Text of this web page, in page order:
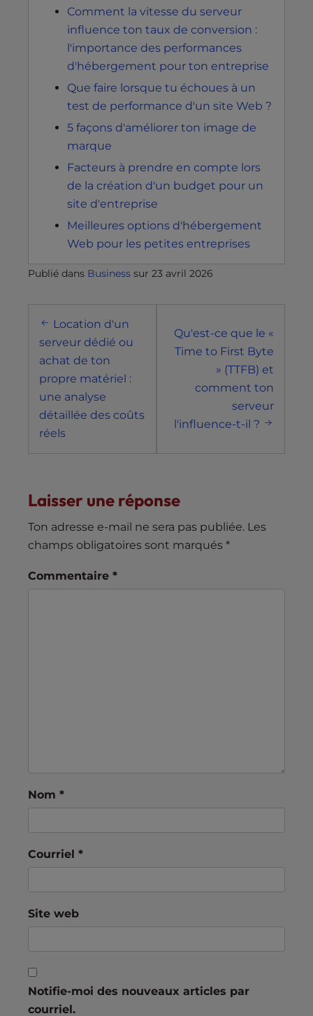
Comment la vitesse du serveur
influence ton taux de conversion :
l'importance des performances
d'hébergement pour ton entreprise
Que faire lorsque tu échoues à un
test de performance d'un site Web ?
5 façons d'améliorer ton image de
marque
Facteurs à prendre en compte lors
de la création d'un budget pour un
site d'entreprise
Meilleures options d'hébergement
Web pour les petites entreprises
Publié dans Business sur 23 avril 2026
Navigation
postale
Location d'un
serveur dédié ou
achat de ton
propre matériel :
une analyse
détaillée des coûts
réels
Qu'est-ce que le «
Time to First Byte
» (TTFB) et
comment ton
serveur
l'influence-t-il ?
Laisser une réponse
Ton adresse e-mail ne sera pas publiée. Les
champs obligatoires sont marqués *
Commentaire *
Nom *
Courriel *
Site web
Notifie-moi des nouveaux articles par
courriel.